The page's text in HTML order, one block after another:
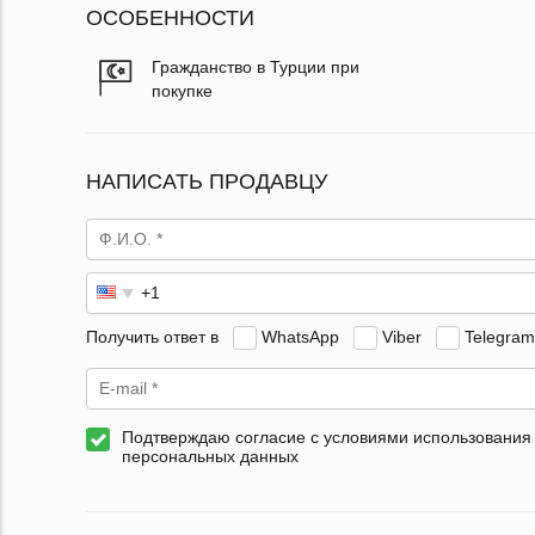
ОСОБЕННОСТИ
Гражданство в Турции при
покупке
НАПИСАТЬ ПРОДАВЦУ
Получить ответ в WhatsApp Viber Telegram
Подтверждаю согласие с условиями использования
персональных данных